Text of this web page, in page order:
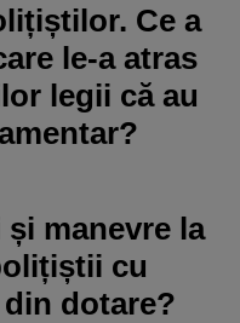
Ce a
le-a atras
legii că au
manevre la
cu
dotare?